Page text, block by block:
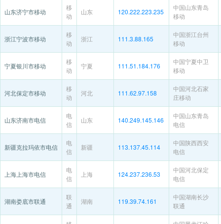
山东济宁市移动
移
动
山东 120.222.223.235
中国山东青岛
移动
浙江宁波市移动
移
动
浙江 111.3.88.165
中国浙江台州
移动
宁夏银川市移动
移
动
宁夏 111.51.184.176
中国宁夏中卫
移动
河北保定市移动
移
动
河北 111.62.97.158
中国河北石家
庄移动
山东济南市电信
电
信
山东 140.249.145.146
中国山东青岛
电信
新疆克拉玛依市电信
电
信
新疆 113.137.45.114
中国陕西西安
电信
上海上海市电信
电
信
上海 124.237.236.53
中国河北保定
电信
湖南娄底市联通
联
通
湖南 119.39.74.161
中国湖南长沙
联通